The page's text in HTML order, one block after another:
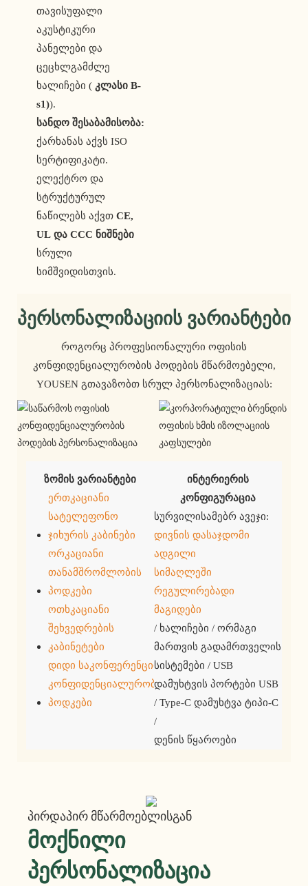
თავისუფალი
აკუსტიკური
პანელები და
ცეცხლგამძლე
ხალიჩები (კლასი B-
s1)).
სანდო შესაბამისობა:
ქარხანას აქვს ISO
სერტიფიკატი.
ელექტრო და
სტრუქტურულ
ნაწილებს აქვთCE,
UL და CCC ნიშნები
სრული
სიმშვიდისთვის.
Პერსონალიზაციის Ვარიანტები
როგორც პროფესიონალური ოფისის
კონფიდენციალურობის პოდების მწარმოებელი,
YOUSEN გთავაზობთ სრულ პერსონალიზაციას:
ზომის ვარიანტები
ერთკაციანი
სატელეფონო
ჯიხურის კაბინები
ორკაციანი
თანამშრომლობის
პოდკები
ოთხკაციანი
შეხვედრების
კაბინეტები
დიდი საკონფერენციო
კონფიდენციალურობის
პოდკები
ინტერიერის
კონფიგურაცია
სურვილისამებრ ავეჯი:
დივნის დასაჯდომი
ადგილი
სიმაღლეში
რეგულირებადი
მაგიდები
/ ხალიჩები / ორმაგი
მართვის გადამრთველის
სისტემები / USB
დამუხტვის პორტები USB
/ Type-C დამუხტვა ტიპი-C
/
დენის წყაროები
Პირდაპირ Მწარმოებლისგან
Მოქნილი
Პერსონალიზაცია